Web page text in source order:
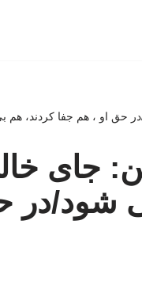
حق او ، هم جفا کردند، هم
جای
شود/در